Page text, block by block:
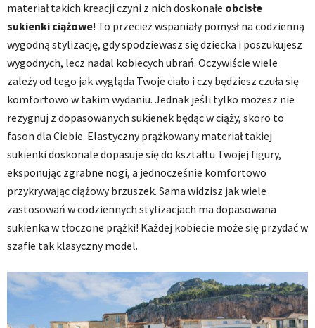
materiał takich kreacji czyni z nich doskonałe obcisłe
sukienki ciążowe! To przecież wspaniały pomysł na codzienną
wygodną stylizację, gdy spodziewasz się dziecka i poszukujesz
wygodnych, lecz nadal kobiecych ubrań. Oczywiście wiele
zależy od tego jak wygląda Twoje ciało i czy będziesz czuła się
komfortowo w takim wydaniu. Jednak jeśli tylko możesz nie
rezygnuj z dopasowanych sukienek będąc w ciąży, skoro to
fason dla Ciebie. Elastyczny prążkowany materiał takiej
sukienki doskonale dopasuje się do kształtu Twojej figury,
eksponując zgrabne nogi, a jednocześnie komfortowo
przykrywając ciążowy brzuszek. Sama widzisz jak wiele
zastosowań w codziennych stylizacjach ma dopasowana
sukienka w tłoczone prążki! Każdej kobiecie może się przydać w
szafie tak klasyczny model.